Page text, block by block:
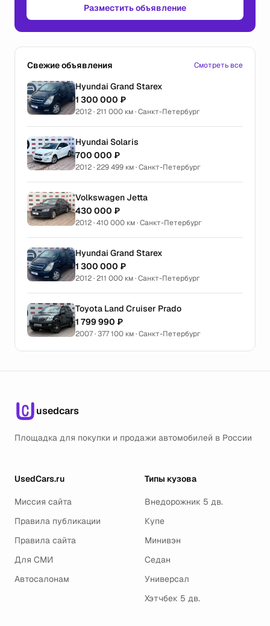
Разместить объявление
Свежие объявления Смотреть все
Hyundai Grand Starex
1 300 000 ₽
2012 · 211 000 км · Санкт-Петербург
Hyundai Solaris
700 000 ₽
2012 · 229 499 км · Санкт-Петербург
Volkswagen Jetta
430 000 ₽
2012 · 410 000 км · Санкт-Петербург
Hyundai Grand Starex
1 300 000 ₽
2012 · 211 000 км · Санкт-Петербург
Toyota Land Cruiser Prado
1 799 990 ₽
2007 · 377 100 км · Санкт-Петербург
usedcars
Площадка для покупки и продажи автомобилей в России
UsedCars.ru
Миссия сайта
Правила публикации
Правила сайта
Для СМИ
Автосалонам
Типы кузова
Внедорожник 5 дв.
Купе
Минивэн
Седан
Универсал
Хэтчбек 5 дв.